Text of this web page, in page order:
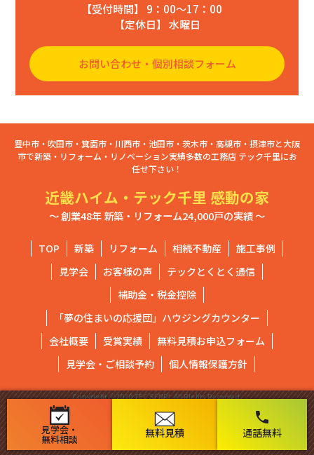
見学会・
無料相談 無料見積
phone
通話無料
【受付時間】 9：00〜17：00
【定休日】 水曜日
お問い合わせ・個別相談フォーム
豊中市・吹田市・箕面市・川西市・池田市・茨木市・高槻市・摂津市と大阪
市で新築・リフォーム・リノベーション実績多数の工務店 テック千里にお
任せ下さい！
近畿ハイム・テック千里 感動の家
～ 創業48年 新築・リフォーム24,000戸の実績 ～
TOP 新築 リフォーム 相続不動産
施工事例
見学会
お客様の声
テックとくとく通信
補助金・税金控除
「夢の住まいの応援団」ハウジングカウンター
会社概要
受賞実績
無料見積お申込フォーム
見学会・ご相談予約
個人情報保護方針
Copyright ⓒ2020 TEC SENRI. All Rights Reserved.